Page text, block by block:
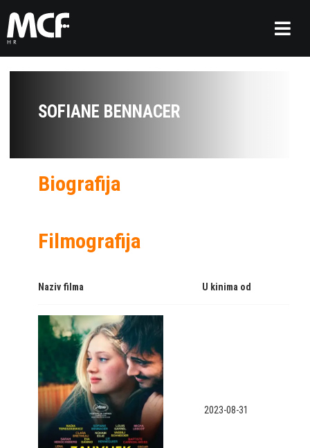
SOFIANE BENNACER
Biografija
Filmografija
Naziv filma U kinima od
2023-08-31